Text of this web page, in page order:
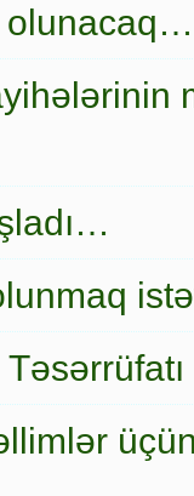
olunacaq…